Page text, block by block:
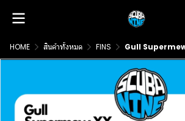
HOME สินค้าทั้งหมด FINS Gull